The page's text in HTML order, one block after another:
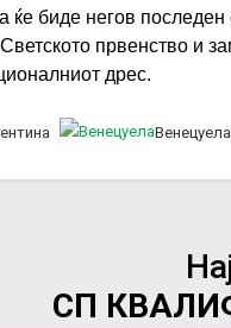
ќе биде негов
првенство и
дрес.
Венецуела
СП